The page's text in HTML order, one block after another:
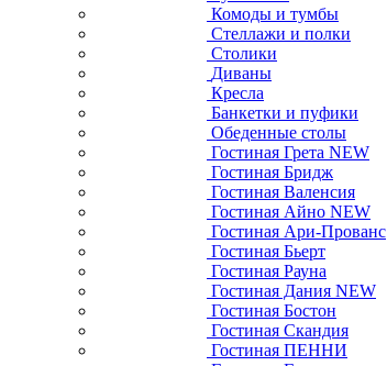
Комоды и тумбы
Стеллажи и полки
Столики
Диваны
Кресла
Банкетки и пуфики
Обеденные столы
Гостиная Грета NEW
Гостиная Бридж
Гостиная Валенсия
Гостиная Айно NEW
Гостиная Ари-Прованс
Гостиная Бьерт
Гостиная Рауна
Гостиная Дания NEW
Гостиная Бостон
Гостиная Скандия
Гостиная ПЕННИ